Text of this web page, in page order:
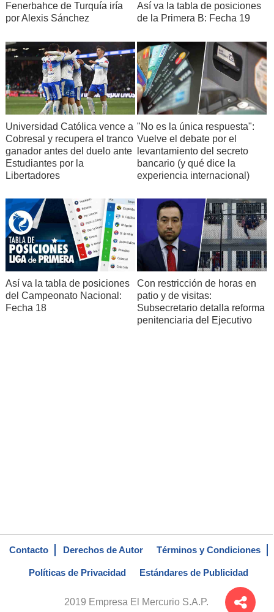
Fenerbahce de Turquía iría
por Alexis Sánchez
Así va la tabla de posiciones
de la Primera B: Fecha 19
Universidad Católica vence a
Cobresal y recupera el tranco
ganador antes del duelo ante
Estudiantes por la
Libertadores
"No es la única respuesta":
Vuelve el debate por el
levantamiento del secreto
bancario (y qué dice la
experiencia internacional)
Así va la tabla de posiciones
del Campeonato Nacional:
Fecha 18
Con restricción de horas en
patio y de visitas:
Subsecretario detalla reforma
penitenciaria del Ejecutivo
Contacto Derechos de Autor Términos y Condiciones
Políticas de Privacidad Estándares de Publicidad
2019 Empresa El Mercurio S.A.P.